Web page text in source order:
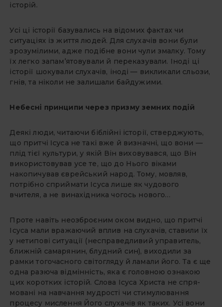
історій.
Усі ці історії базувались на відомих фактах чи
ситуаціях із життя людей. Для слухачів вони були
зрозумілими, адже подібне вони чули змалку. Тому
їх легко запам’ятовували й переказу­вали. Іноді ці
історії шокували слуха­чів, іноді — викликали сльози,
гнів, та ніколи не залишали байдужими.
Небесні принципи через призму земних подій
Деякі люди, читаючи біблійні іс­торії, стверджують,
що притчі Ісуса не такі вже й визначні, що вони —
плід тієї культури, у якій Він вихову­вався, що Він
використовував усе те, що до Нього віками
накопичував єврейський народ. Тому, мовляв,
потрібно сприймати Ісуса лише як чудового
вчителя, а не винахідника чогось нового…
Проте навіть неозброєним оком видно, що притчі
Ісуса мали вража­ючий вплив на слухачів, ставили їх
у нетипові ситуації (несправедливий управитель,
ближній самарянин, блудний син), виходили за
рамки то­гочасного світогляду й ламали його. Та є ще
одна разюча відмінність, яка є головною ознакою
цих коротких історій. Слова Ісуса Христа не спря­
мовані на навчання мудрості чи сти­мулювання
процесу мислення Його слухачів як таких. Усі вони